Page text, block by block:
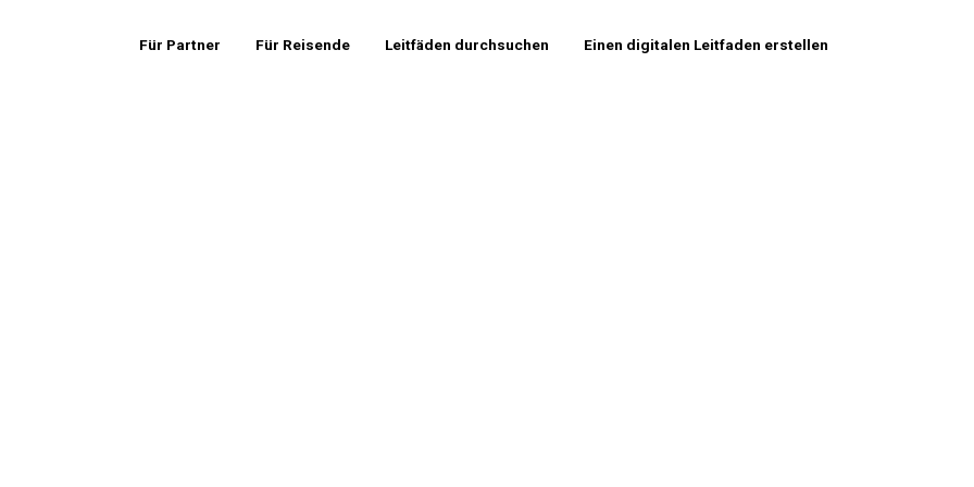
Für Partner Für Reisende Leitfäden durchsuchen Einen digitalen Leitfaden erstellen